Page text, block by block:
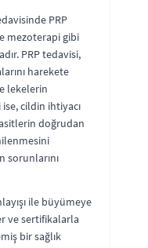
PRP
mezoterapi gibi
PRP tedavisi,
harekete
lekelerin
cildin ihtiyacı
doğrudan
sorunlarını
ile büyümeye
ve sertifikalarla
bir sağlık